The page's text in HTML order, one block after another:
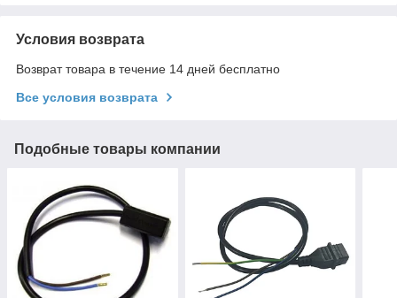
Условия возврата
Возврат товара в течение 14 дней бесплатно
Все условия возврата
Подобные товары компании